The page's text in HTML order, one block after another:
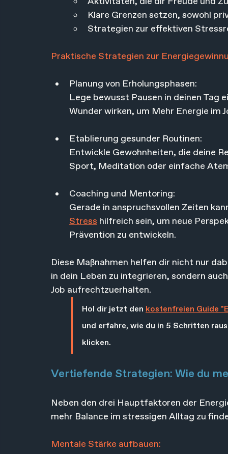
Klare Grenzen setzen, sowohl
Strategien zur effektiven
Praktische Strategien zur
Planung von Erholungsphasen:
Lege bewusst Pausen in deinen Tag
Wunder wirken, um Mehr Energie im
Etablierung gesunder Routinen:
Entwickle Gewohnheiten, die deine
Sport, Meditation oder einfache
Coaching und Mentoring:
Gerade in anspruchsvollen Zeiten
Stress hilfreich sein, um neue
Prävention zu entwickeln.
Diese Maßnahmen helfen dir nicht nur
in dein Leben zu integrieren, sondern
Job aufrechtzuerhalten.
Hol dir jetzt den kostenfreien Guide
und erfahre, wie du in 5 Schritten
klicken.
Vertiefende Strategien: Wie du
Neben den drei Hauptfaktoren der
mehr Balance im stressigen Alltag zu
Mentale Stärke aufbauen: